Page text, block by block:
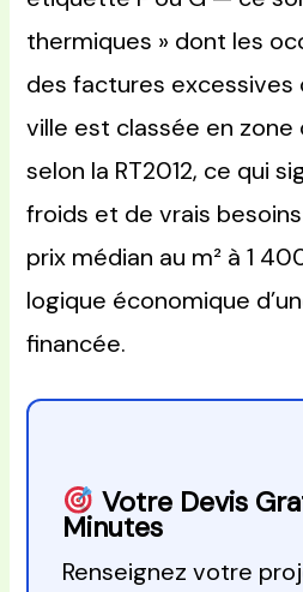
thermiques » dont les
des factures excessives
ville est classée en zone
selon la RT2012, ce qui
froids et de vrais
prix médian au m² à 1
logique économique
financée.
Votre Devis
Minutes
Renseignez votre